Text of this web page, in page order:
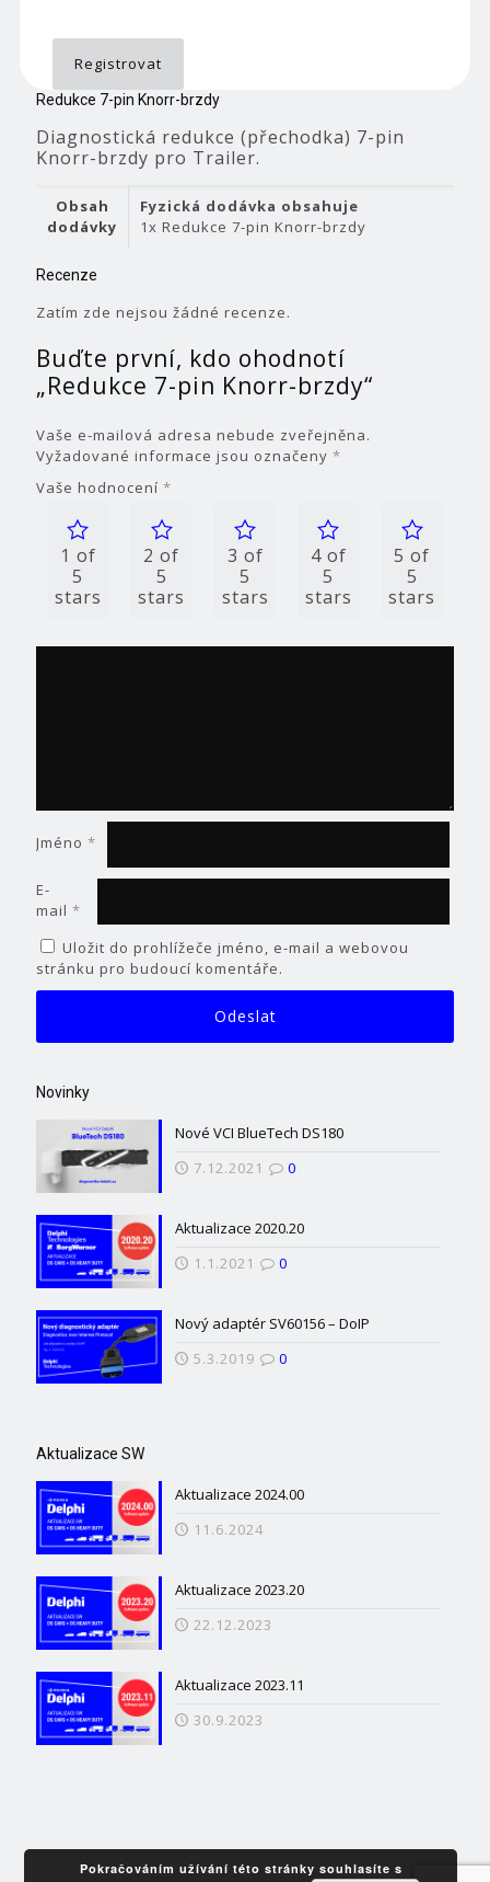
Registrovat
Redukce 7-pin Knorr-brzdy
Diagnostická redukce (přechodka) 7-pin
Knorr-brzdy pro Trailer.
Obsah
dodávky
Fyzická dodávka obsahuje
1x Redukce 7-pin Knorr-brzdy
Recenze
Zatím zde nejsou žádné recenze.
Buďte první, kdo ohodnotí
„Redukce 7-pin Knorr-brzdy“
Vaše e-mailová adresa nebude zveřejněna.
Vyžadované informace jsou označeny *
Vaše hodnocení *
1 of
5
stars
2 of
5
stars
3 of
5
stars
4 of
5
stars
5 of
5
stars
Jméno *
E-
mail *
Uložit do prohlížeče jméno, e-mail a webovou
stránku pro budoucí komentáře.
Novinky
Nové VCI BlueTech DS180
7.12.2021
0
Aktualizace 2020.20
1.1.2021
0
Nový adaptér SV60156 – DoIP
5.3.2019
0
Aktualizace SW
Aktualizace 2024.00
11.6.2024
Aktualizace 2023.20
22.12.2023
Aktualizace 2023.11
30.9.2023
Pokračováním užívání této stránky souhlasíte s